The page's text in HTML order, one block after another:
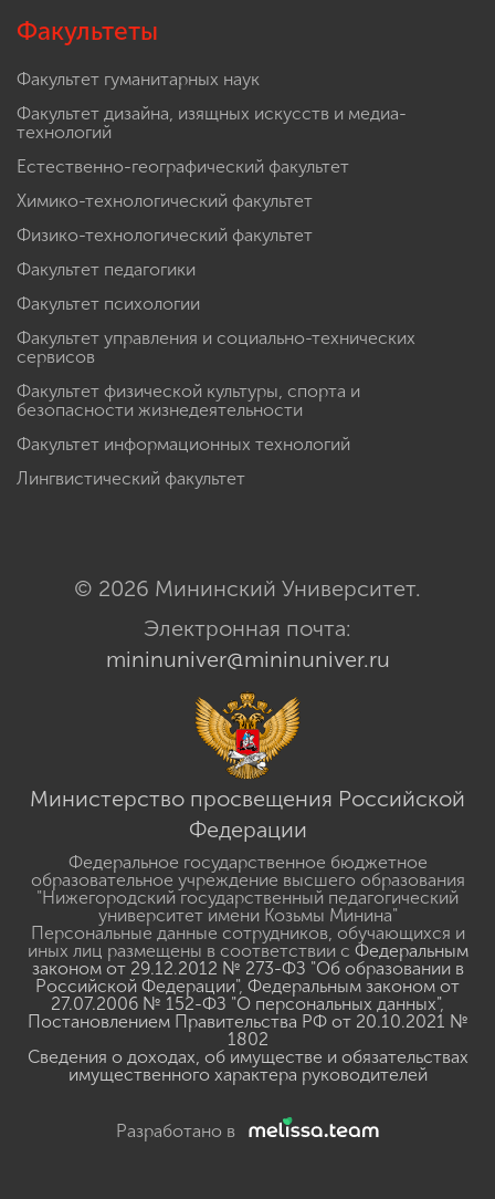
Факультеты
Факультет гуманитарных наук
Факультет дизайна, изящных искусств и медиа-
технологий
Естественно-географический факультет
Химико-технологический факультет
Физико-технологический факультет
Факультет педагогики
Факультет психологии
Факультет управления и социально-технических
сервисов
Факультет физической культуры, спорта и
безопасности жизнедеятельности
Факультет информационных технологий
Лингвистический факультет
© 2026 Мининский Университет.
Электронная почта:
mininuniver@mininuniver.ru
Министерство просвещения Российской
Федерации
Федеральное государственное бюджетное
образовательное учреждение высшего образования
"Нижегородский государственный педагогический
университет имени Козьмы Минина"
Персональные данные сотрудников, обучающихся и
иных лиц размещены в соответствии с Федеральным
законом от 29.12.2012 № 273-ФЗ "Об образовании в
Российской Федерации", Федеральным законом от
27.07.2006 № 152-ФЗ "О персональных данных",
Постановлением Правительства РФ от 20.10.2021 №
1802
Сведения о доходах, об имуществе и обязательствах
имущественного характера руководителей
Разработано в